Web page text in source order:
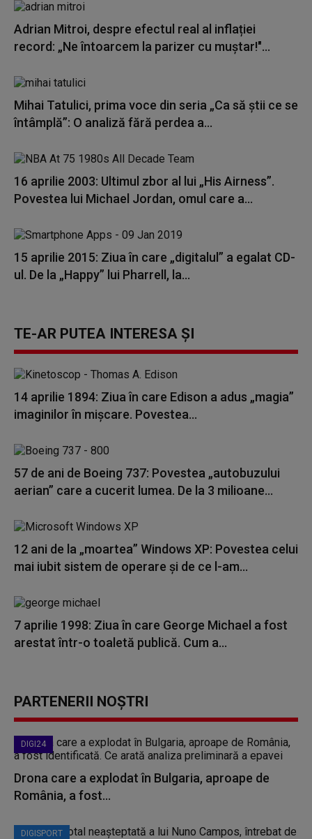
Adrian Mitroi, despre efectul real al inflației
record: „Ne întoarcem la parizer cu muștar!"...
Mihai Tatulici, prima voce din seria „Ca să știi ce se
întâmplă”: O analiză fără perdea a...
16 aprilie 2003: Ultimul zbor al lui „His Airness”.
Povestea lui Michael Jordan, omul care a...
15 aprilie 2015: Ziua în care „digitalul” a egalat CD-
ul. De la „Happy” lui Pharrell, la...
TE-AR PUTEA INTERESA ȘI
14 aprilie 1894: Ziua în care Edison a adus „magia”
imaginilor în mișcare. Povestea...
57 de ani de Boeing 737: Povestea „autobuzului
aerian” care a cucerit lumea. De la 3 milioane...
12 ani de la „moartea” Windows XP: Povestea celui
mai iubit sistem de operare și de ce l-am...
7 aprilie 1998: Ziua în care George Michael a fost
arestat într-o toaletă publică. Cum a...
PARTENERII NOȘTRI
DIGI24
Drona care a explodat în Bulgaria, aproape de
România, a fost...
DIGISPORT